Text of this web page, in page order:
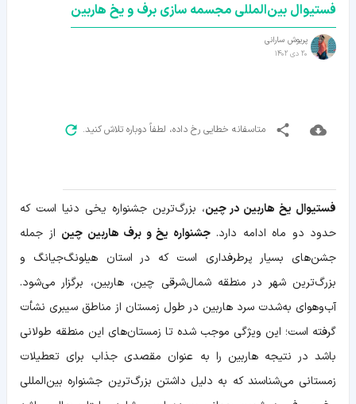
فستیوال بین‌المللی مجسمه سازی برف و یخ هاربین
پریوش سارانی
20 دی 1402
متاسفانه خطایی رخ داده، لطفاً دوباره تلاش کنید.
فستیوال یخ هاربین در چین، بزرگ‌ترین جشنواره یخی دنیا است که
حدود دو ماه ادامه دارد.جشنواره یخ و برف هاربین چین از جمله
جشن‌های بسیار پرطرفداری است که در استان هیلونگ‌جیانگ و
بزرگ‌ترین شهر در منطقه شمال‌شرقی چین، هاربین، برگزار می‌شود.
آب‌وهوای به‌شدت سرد هاربین در طول زمستان از مناطق سیبری نشأت
گرفته است؛ این ویژگی موجب شده تا زمستان‌های این منطقه طولانی
باشد در نتیجه هاربین را به عنوان مقصدی جذاب برای تعطیلات
زمستانی می‌شناسند که به دلیل داشتن بزرگ‌ترین جشنواره بین‌المللی